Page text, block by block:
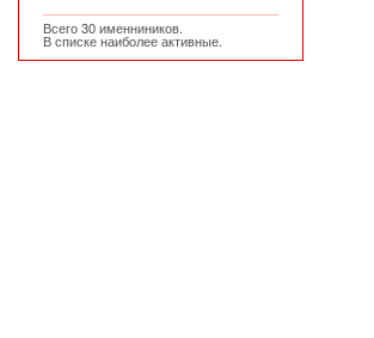
Всего 30 именниников.
В списке наиболее активные.